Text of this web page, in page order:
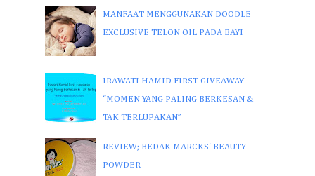
MANFAAT MENGGUNAKAN DOODLE
EXCLUSIVE TELON OIL PADA BAYI
IRAWATI HAMID FIRST GIVEAWAY
“MOMEN YANG PALING BERKESAN &
TAK TERLUPAKAN”
REVIEW; BEDAK MARCKS' BEAUTY
POWDER